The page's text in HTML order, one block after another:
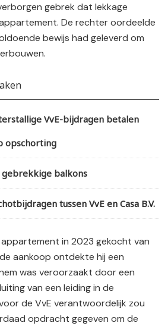
gebrek dat lekkage
De rechter oordeelde
bewijs had geleverd om
VvE-bijdragen betalen
opschorting
gebrekkige balkons
tussen VvE en Casa B.V.
in 2023 gekocht van
aankoop ontdekte hij een
was veroorzaakt door een
van een leiding in de
de VvE verantwoordelijk zou
opdracht gegeven om de